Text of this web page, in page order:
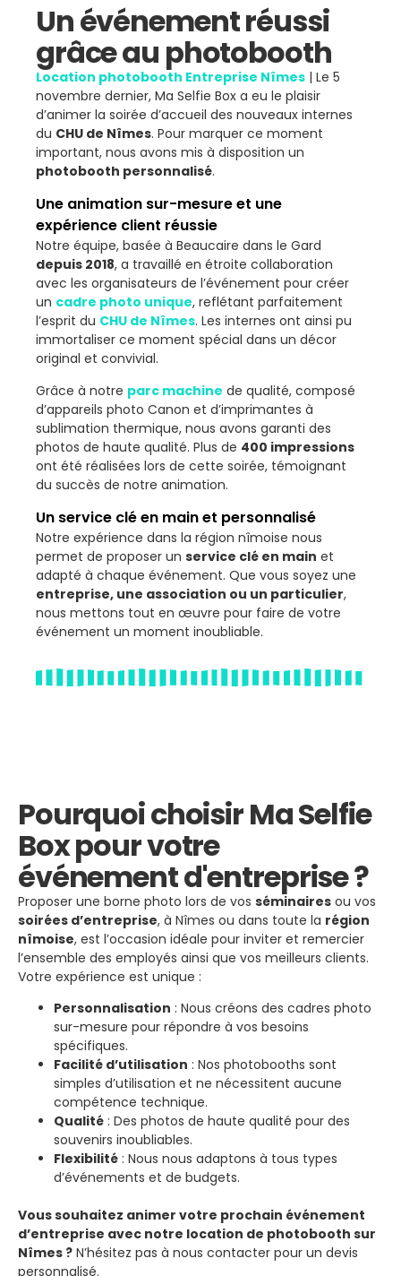
Un événement réussi
grâce au photobooth
Location photobooth Entreprise Nîmes | Le 5
novembre dernier, Ma Selfie Box a eu le plaisir
d’animer la soirée d’accueil des nouveaux internes
du CHU de Nîmes. Pour marquer ce moment
important, nous avons mis à disposition un
photobooth personnalisé.
Une animation sur-mesure et une
expérience client réussie
Notre équipe, basée à Beaucaire dans le Gard
depuis 2018, a travaillé en étroite collaboration
avec les organisateurs de l’événement pour créer
un cadre photo unique, reflétant parfaitement
l’esprit du CHU de Nîmes. Les internes ont ainsi pu
immortaliser ce moment spécial dans un décor
original et convivial.
Grâce à notre parc machine de qualité, composé
d’appareils photo Canon et d’imprimantes à
sublimation thermique, nous avons garanti des
photos de haute qualité. Plus de 400 impressions
ont été réalisées lors de cette soirée, témoignant
du succès de notre animation.
Un service clé en main et personnalisé
Notre expérience dans la région nîmoise nous
permet de proposer un service clé en main et
adapté à chaque événement. Que vous soyez une
entreprise, une association ou un particulier,
nous mettons tout en œuvre pour faire de votre
événement un moment inoubliable.
Pourquoi choisir Ma Selfie
Box pour votre
événement d'entreprise ?
Proposer une borne photo lors de vos séminaires ou vos
soirées d’entreprise, à Nîmes ou dans toute la région
nîmoise, est l’occasion idéale pour inviter et remercier
l’ensemble des employés ainsi que vos meilleurs clients.
Votre expérience est unique :
Personnalisation : Nous créons des cadres photo
sur-mesure pour répondre à vos besoins
spécifiques.
Facilité d’utilisation : Nos photobooths sont
simples d’utilisation et ne nécessitent aucune
compétence technique.
Qualité : Des photos de haute qualité pour des
souvenirs inoubliables.
Flexibilité : Nous nous adaptons à tous types
d’événements et de budgets.
Vous souhaitez animer votre prochain événement
d’entreprise avec notre location de photobooth sur
Nîmes ? N’hésitez pas à nous contacter pour un devis
personnalisé.